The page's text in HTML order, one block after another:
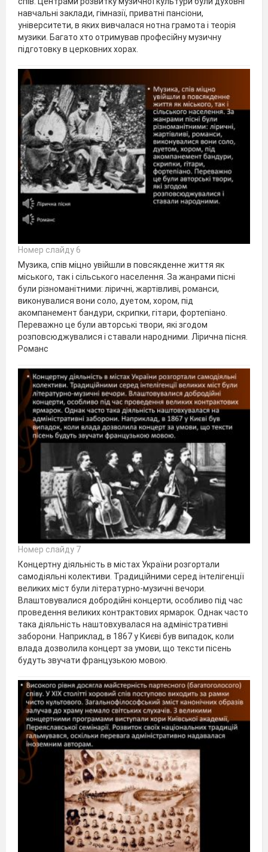
навчальні заклади, гімназії, приватні пансіони,
університети, в яких вивчалася нотна грамота і теорія
музики. Багато хто отримував професійну музичну
підготовку в церковних хорах.
Номер слайду 6
Музика, спів міцно увійшли в повсякденне життя як
міського, так і сільського населення. За жанрами пісні
були різноманітними: ліричні, жартівливі, романси,
виконувалися вони соло, дуетом, хором, під
акомпанемент бандури, скрипки, гітари, фортепіано.
Переважно це були авторські твори, які згодом
розповсюджувалися і ставали народними. Лірична пісня.
Романс
Номер слайду 7
Концертну діяльність в містах України розгортали
самодіяльні колективи. Традиційними серед інтелігенції
великих міст були літературно-музичні вечори.
Влаштовувалися добродійні концерти, особливо під час
проведення великих контрактових ярмарок. Однак часто
така діяльність наштовхувалася на адміністративні
заборони. Наприклад, в 1867 у Києві був випадок, коли
влада дозволила концерт за умови, що тексти пісень
будуть звучати французькою мовою.